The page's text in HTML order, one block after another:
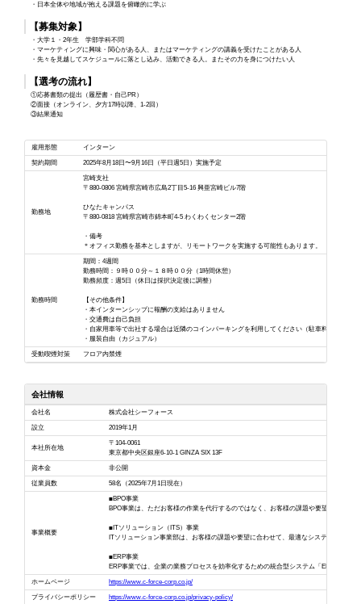
・日本全体や地域が抱える課題を俯瞰的に学ぶ
【募集対象】
・大学１・2年生 学部学科不問
・マーケティングに興味・関心がある人、またはマーケティングの講義を受けたことがある人
・先々を見越してスケジュールに落とし込み、活動できる人。またその力を身につけたい人
【選考の流れ】
①応募書類の提出（履歴書・自己PR）
②面接（オンライン、夕方17時以降、1-2回）
③結果通知
雇用形態 インターン
契約期間 2025年8月18日〜9月16日（平日週5日）実施予定
勤務地
宮崎支社
〒880-0806 宮崎県宮崎市広島2丁目5-16 興亜宮崎ビル7階
ひなたキャンパス
〒880-0818 宮崎県宮崎市錦本町4-5 わくわくセンター2階
・備考
＊オフィス勤務を基本としますが、リモートワークを実施する可能性もあります。
勤務時間
期間：4週間
勤務時間：９時００分～１８時００分（1時間休憩）
勤務頻度：週5日（休日は採択決定後に調整）
【その他条件】
・本インターンシップに報酬の支給はありません
・交通費は自己負担
・自家用車等で出社する場合は近隣のコインパーキングを利用してください（駐車料金は自己
・服装自由（カジュアル）
受動喫煙対策 フロア内禁煙
会社情報
会社名 株式会社シーフォース
設立 2019年1月
本社所在地
〒104-0061
東京都中央区銀座6-10-1 GINZA SIX 13F
資本金 非公開
従業員数 58名（2025年7月1日現在）
事業概要
■BPO事業
BPO事業は、ただお客様の作業を代行するのではなく、お客様の課題や要望をヒア
■ITソリューション（ITS）事業
ITソリューション事業部は、お客様の課題や要望に合わせて、最適なシステムを迅速
■ERP事業
ERP事業では、企業の業務プロセスを効率化するための統合型システム「ERP（
ホームページ https://www.c-force-corp.co.jp/
プライバシーポリシー https://www.c-force-corp.co.jp/privacy-policy/